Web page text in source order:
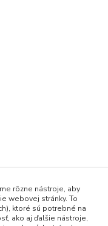
rôzne nástroje, aby
webovej stránky. To
ktoré sú potrebné na
ako aj ďalšie nástroje,